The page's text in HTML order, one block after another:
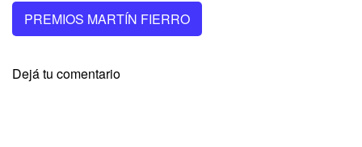
PREMIOS MARTÍN FIERRO
Dejá tu comentario